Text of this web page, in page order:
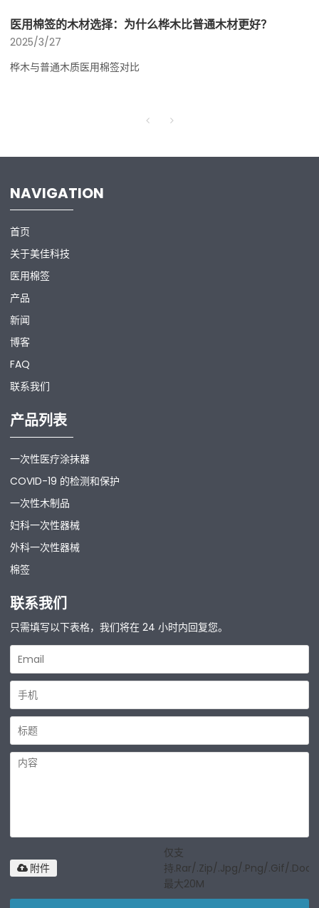
医用棉签的木材选择：为什么桦木比普通木材更好？
2025/3/27
桦木与普通木质医用棉签对比
NAVIGATION
首页
关于美佳科技
医用棉签
产品
新闻
博客
FAQ
联系我们
产品列表
一次性医疗涂抹器
COVID-19 的检测和保护
一次性木制品
妇科一次性器械
外科一次性器械
棉签
联系我们
只需填写以下表格，我们将在 24 小时内回复您。
仅支
持.rar/.zip/.jpg/.png/.gif/.doc/
最大20M
附件